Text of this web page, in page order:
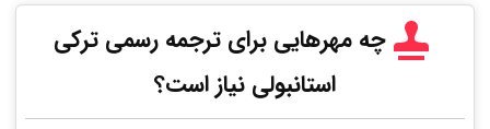
چه مهرهایی برای ترجمه رسمی ترکی
استانبولی نیاز است؟